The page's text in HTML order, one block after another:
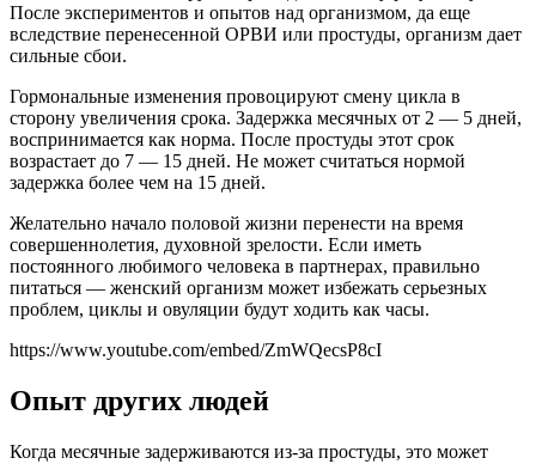
После экспериментов и опытов над организмом, да еще
вследствие перенесенной ОРВИ или простуды, организм дает
сильные сбои.
Гормональные изменения провоцируют смену цикла в
сторону увеличения срока. Задержка месячных от 2 — 5 дней,
воспринимается как норма. После простуды этот срок
возрастает до 7 — 15 дней. Не может считаться нормой
задержка более чем на 15 дней.
Желательно начало половой жизни перенести на время
совершеннолетия, духовной зрелости. Если иметь
постоянного любимого человека в партнерах, правильно
питаться — женский организм может избежать серьезных
проблем, циклы и овуляции будут ходить как часы.
https://www.youtube.com/embed/ZmWQecsP8cI
Опыт других людей
Когда месячные задерживаются из-за простуды, это может